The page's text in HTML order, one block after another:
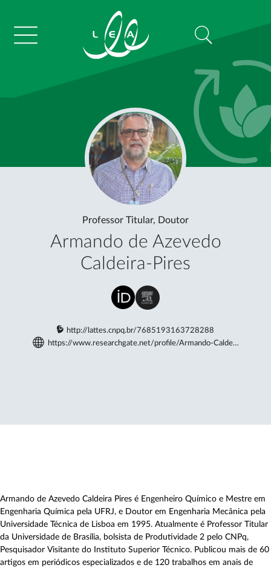
Professor Titular, Doutor
Armando de Azevedo
Caldeira-Pires
http://lattes.cnpq.br/7685193163728288
https://www.researchgate.net/profile/Armando-Calde…
Armando de Azevedo Caldeira Pires é Engenheiro Químico e Mestre em
Engenharia Química pela UFRJ, e Doutor em Engenharia Mecânica pela
Universidade Técnica de Lisboa em 1995. Atualmente é Professor Titular
da Universidade de Brasília, bolsista de Produtividade 2 pelo CNPq,
Pesquisador Visitante do Instituto Superior Técnico. Publicou mais de 60
artigos em periódicos especializados e de 120 trabalhos em anais de